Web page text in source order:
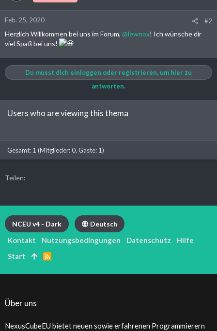
e
Feb. 25, 2020 #2
Herzlich Willkommen bei uns im Forum, @lewnox! Ich wünsche dir
viel Spaß bei uns!
Du musst dich einloggen oder registrieren, um hier zu
antworten.
Users who are viewing this thema
Gesamt: 1 (Mitglieder: 0, Gäste: 1)
Teilen:
Über uns
NexusCubeEU bietet neuen sowie erfahrenen Programmierern
NCEU v4 - Dark Deutsch
Kontakt Nutzungsbedingungen Datenschutz
Hilfe
Start
R
S